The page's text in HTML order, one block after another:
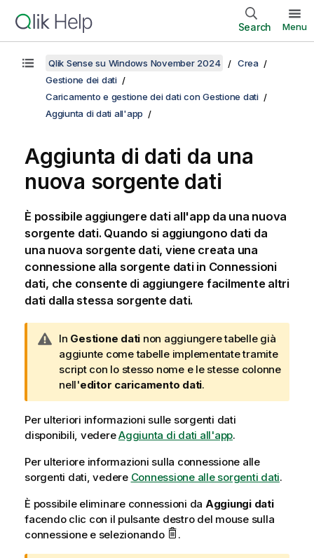
Search Menu
Qlik Sense su Windows November 2024
Crea
Gestione dei dati
Caricamento e gestione dei dati con Gestione dati
Aggiunta di dati all'app
Aggiunta di dati da una
nuova sorgente dati
È possibile aggiungere dati all'app da una nuova
sorgente dati. Quando si aggiungono dati da
una nuova sorgente dati, viene creata una
connessione alla sorgente dati in Connessioni
dati, che consente di aggiungere facilmente altri
dati dalla stessa sorgente dati.
N
o
t
a
d
i
a
v
i
o
In Gestione dati non aggiungere tabelle già
aggiunte come tabelle implementate tramite
script con lo stesso nome e le stesse colonne
nell'editor caricamento dati.
Per ulteriori informazioni sulle sorgenti dati
disponibili, vedereAggiunta di dati all'app.
Per ulteriore informazioni sulla connessione alle
sorgenti dati, vedere Connessione alle sorgenti dati.
È possibile eliminare connessioni da Aggiungi dati
facendo clic con il pulsante destro del mouse sulla
connessione e selezionando
.